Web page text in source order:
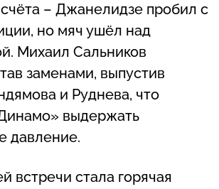
– Джанелидзе пробил с
но мяч ушёл над
Михаил Сальников
заменами, выпустив
и Руднева, что
выдержать
давление.
встречи стала горячая